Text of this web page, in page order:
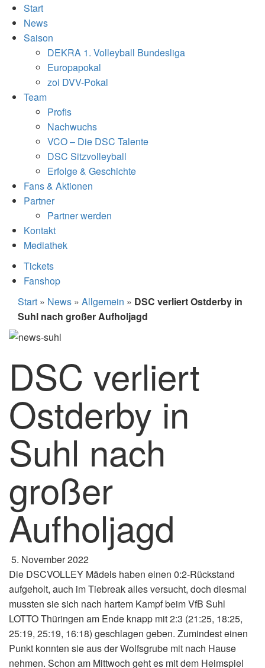
Start
News
Saison
DEKRA 1. Volleyball Bundesliga
Europapokal
zoi DVV-Pokal
Team
Profis
Nachwuchs
VCO – Die DSC Talente
DSC Sitzvolleyball
Erfolge & Geschichte
Fans & Aktionen
Partner
Partner werden
Kontakt
Mediathek
Tickets
Fanshop
Start » News » Allgemein » DSC verliert Ostderby in
Suhl nach großer Aufholjagd
DSC verliert
Ostderby in
Suhl nach
großer
Aufholjagd
5. November 2022
Die DSCVOLLEY Mädels haben einen 0:2-Rückstand
aufgeholt, auch im Tiebreak alles versucht, doch diesmal
mussten sie sich nach hartem Kampf beim VfB Suhl
LOTTO Thüringen am Ende knapp mit 2:3 (21:25, 18:25,
25:19, 25:19, 16:18) geschlagen geben. Zumindest einen
Punkt konnten sie aus der Wolfsgrube mit nach Hause
nehmen. Schon am Mittwoch geht es mit dem Heimspiel